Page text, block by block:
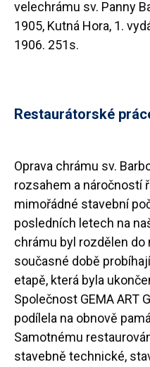
velechrámu sv. Panny
1905, Kutná Hora, 1.
1906. 251s.
Restaurátorské
Oprava chrámu sv.
rozsahem a náročností
mimořádné stavební
posledních letech na
chrámu byl rozdělen do
současné době
etapě, která byla
Společnost GEMA ART
podílela na obnově
Samotnému
stavebně technické,